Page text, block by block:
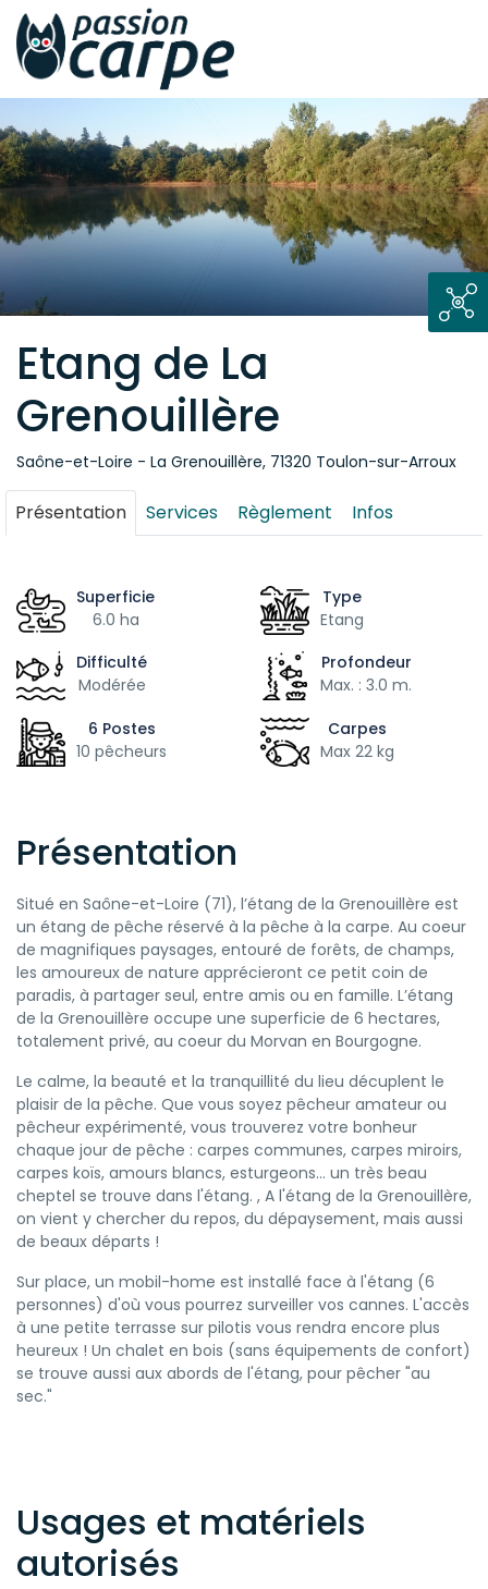
Etang de La
Grenouillère
Saône-et-Loire - La Grenouillère, 71320 Toulon-sur-Arroux
Présentation Services Règlement Infos
Superficie
6.0 ha
Type
Etang
Difficulté
Modérée
Profondeur
Max. : 3.0 m.
6 Postes
10 pêcheurs
Carpes
Max 22 kg
Présentation
Situé en Saône-et-Loire (71), l’étang de la Grenouillère est
un étang de pêche réservé à la pêche à la carpe. Au coeur
de magnifiques paysages, entouré de forêts, de champs,
les amoureux de nature apprécieront ce petit coin de
paradis, à partager seul, entre amis ou en famille. L’étang
de la Grenouillère occupe une superficie de 6 hectares,
totalement privé, au coeur du Morvan en Bourgogne.
Le calme, la beauté et la tranquillité du lieu décuplent le
plaisir de la pêche. Que vous soyez pêcheur amateur ou
pêcheur expérimenté, vous trouverez votre bonheur
chaque jour de pêche : carpes communes, carpes miroirs,
carpes koïs, amours blancs, esturgeons... un très beau
cheptel se trouve dans l'étang. , A l'étang de la Grenouillère,
on vient y chercher du repos, du dépaysement, mais aussi
de beaux départs !
Sur place, un mobil-home est installé face à l'étang (6
personnes) d'où vous pourrez surveiller vos cannes. L'accès
à une petite terrasse sur pilotis vous rendra encore plus
heureux ! Un chalet en bois (sans équipements de confort)
se trouve aussi aux abords de l'étang, pour pêcher "au
sec."
Usages et matériels
autorisés